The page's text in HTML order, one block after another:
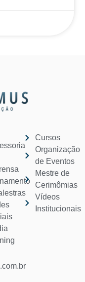
Cursos
Organização
de Eventos
Mestre de
Cerimômias
Vídeos
Institucionais